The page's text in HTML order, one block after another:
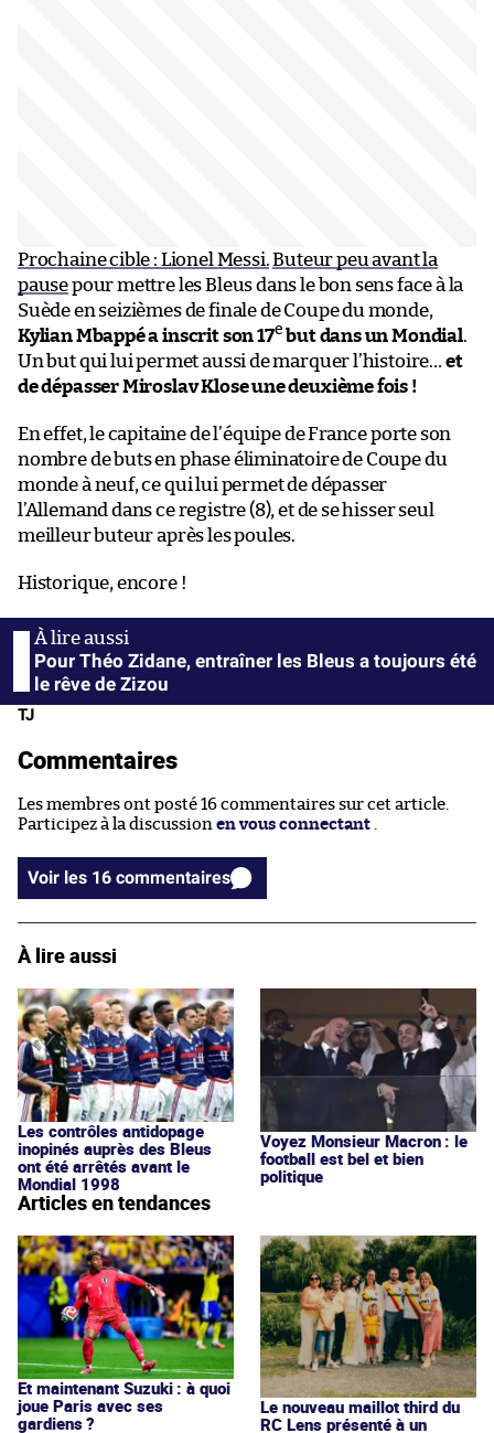
Prochaine cible : Lionel Messi.Buteur peu avant la
pausepour mettre les Bleus dans le bon sens face à la
Suède en seizièmes de finale de Coupe du monde,
Kylian Mbappé a inscrit son 17e but dans un Mondial.
Un but qui lui permet aussi de marquer l’histoire… et
de dépasser Miroslav Klose une deuxième fois !
En effet, le capitaine de l’équipe de France porte son
nombre de buts en phase éliminatoire de Coupe du
monde à neuf, ce qui lui permet de dépasser
l’Allemand dans ce registre (8), et de se hisser seul
meilleur buteur après les poules.
Historique, encore !
Pour Théo Zidane, entraîner les Bleus a toujours été
le rêve de Zizou
TJ
Commentaires
Les membres ont posté 16 commentaires sur cet article.
Participez à la discussion en vous connectant .
Voir les 16 commentaires
À lire aussi
Les contrôles antidopage
inopinés auprès des Bleus
ont été arrêtés avant le
Mondial 1998
Voyez Monsieur Macron : le
football est bel et bien
politique
Articles en tendances
Et maintenant Suzuki : à quoi
joue Paris avec ses
gardiens ?
Le nouveau maillot third du
RC Lens présenté à un